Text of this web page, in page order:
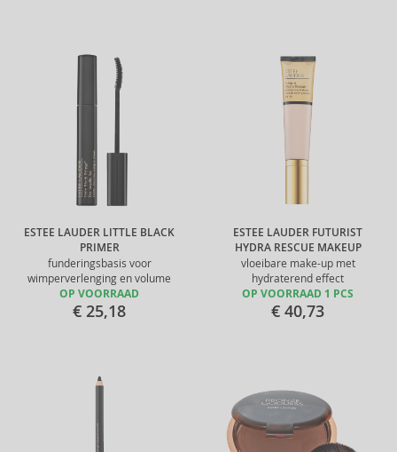
ESTEE LAUDER LITTLE BLACK
PRIMER
funderingsbasis voor
wimperverlenging en volume
OP VOORRAAD
€ 25,18
ESTEE LAUDER FUTURIST
HYDRA RESCUE MAKEUP
vloeibare make-up met
hydraterend effect
OP VOORRAAD 1 PCS
€ 40,73